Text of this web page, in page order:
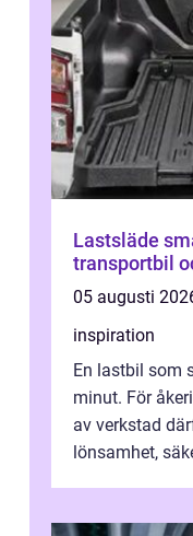
Lastsläde smartare lastning för pickup,
transportbil
05 augusti
inspiration
En lastbil som
minut. För
av verkstad
lönsamhet,